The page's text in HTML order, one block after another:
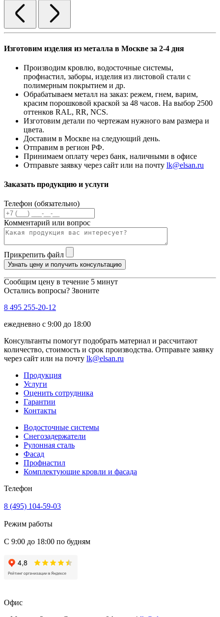
Изготовим изделия из металла в Москве за 2-4 дня
Производим кровлю, водосточные системы,
профнастил, заборы, изделия из листовой стали с
полимерным покрытием и др.
Обрабатываем металл на заказ: режем, гнем, варим,
красим порошковой краской за 48 часов. На выбор 2500
оттенков RAL, RR, NCS.
Изготовим детали по чертежам нужного вам размера и
цвета.
Доставим в Москве на следующий день.
Отправим в регион РФ.
Принимаем оплату через банк, наличными в офисе
Отправьте заявку через сайт или на почту lk@elsan.ru
Заказать продукцию и услуги
Телефон (обязательно)
Комментарий или вопрос
Прикрепить файл
Узнать цену и получить консультацию
Сообщим цену в течение 5 минут
Остались вопросы? Звоните
8 495 255-20-12
ежедневно с 9:00 до 18:00
Консультанты помогут подобрать материал и рассчитают
количество, стоимость и срок производства. Отправьте заявку
через сайт или на почту lk@elsan.ru
Продукция
Услуги
Оценить сотрудника
Гарантии
Контакты
Водосточные системы
Снегозадержатели
Рулонная сталь
Фасад
Профнастил
Комплектующие кровли и фасада
Телефон
8 (495) 104-59-03
Режим работы
С 9:00 до 18:00 по будням
Офис